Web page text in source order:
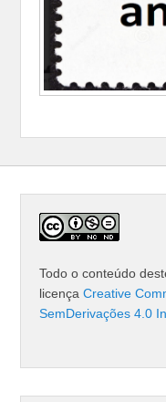
Todo o conteúdo
licençaCreative
SemDerivações 4.0